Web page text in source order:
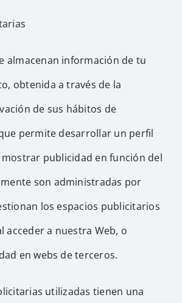
almacenan información de tu
obtenida a través de la
de sus hábitos de
permite desarrollar un perfil
publicidad en función del
son administradas por
los espacios publicitarios
acceder a nuestra Web, o
en webs de terceros.
utilizadas tienen una